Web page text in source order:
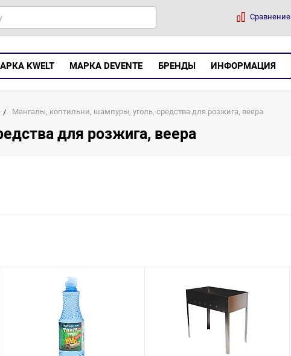
Сравнение
KWELT МАРКА DEVENTE БРЕНДЫ ИНФОРМАЦИЯ
Мангалы, коптильни, шампуры, уголь, средства для розжига, веера
для розжига, веера